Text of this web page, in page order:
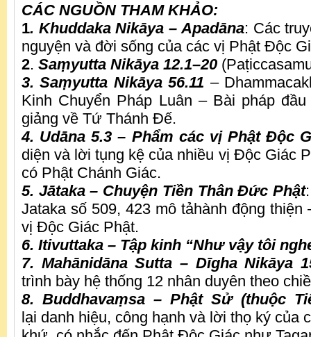
CÁC NGUỒN THAM KHẢO:
1. Khuddaka Nikāya – Apadāna: Các
nguyện và đời sống của các vị Phật Độc
2. Saṃyutta Nikāya 12.1–20
3. Saṃyutta Nikāya 56.11 –
Kinh Chuyển Pháp Luân – Bài pháp
giảng về Tứ Thánh Đế.
4. Udāna 5.3 – Phẩm các vị Phật Độc
diện và lời tụng kệ của nhiều vị Độc Giác
có Phật Chánh Giác.
5. Jātaka – Chuyện Tiền Thân Đức Phật
Jataka số 509, 423 mô tảhành động thiện
vị Độc Giác Phật.
6. Itivuttaka – Tập kinh “Như vậy tôi
7. Mahānidāna Sutta – Dīgha Nikāya
trình bày hệ thống 12 nhân duyên theo
8. Buddhavaṃsa – Phật Sử (thuộc
lại danh hiệu, công hạnh và lời thọ ký của